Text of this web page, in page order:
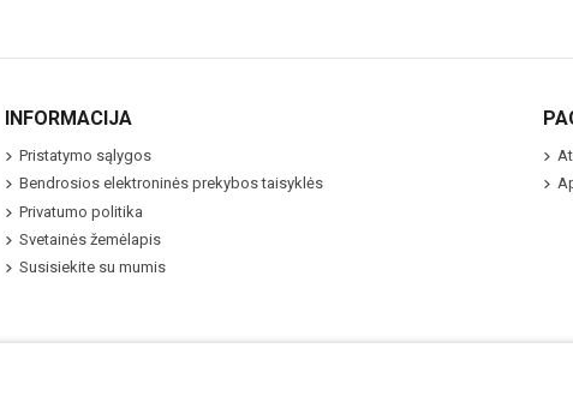
INFORMACIJA
Pristatymo sąlygos
Bendrosios elektroninės prekybos taisyklės
Privatumo politika
Svetainės žemėlapis
Susisiekite su mumis